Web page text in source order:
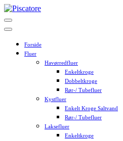
Skip
to
content
Forside
Fluer
Havørredfluer
Enkeltkroge
Dobbeltkroge
Rør-/ Tubefluer
Kystfluer
Enkelt Kroge Saltvand
Rør-/ Tubefluer
Laksefluer
Enkeltkroge